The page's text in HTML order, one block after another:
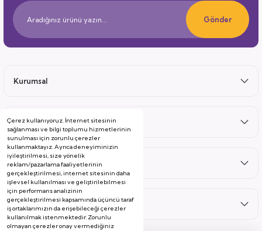
Çerez kullanıyoruz. İnternet sitesinin
sağlanması ve bilgi toplumu hizmetlerinin
sunulması için zorunlu çerezler
kullanmaktayız. Ayrıca deneyiminizin
iyileştirilmesi, size yönelik
reklam/pazarlama faaliyetlerinin
gerçekleştirilmesi, internet sitesinin daha
işlevsel kullanılması ve geliştirilebilmesi
için performans analizinin
gerçekleştirilmesi kapsamında üçüncü taraf
iş ortaklarımızın da erişebileceği çerezler
kullanılmak istenmektedir. Zorunlu
olmayan çerezler onay vermediğiniz
Gönder
Kurumsal
Satış Sonrası
Hizmetler
Kategoriler